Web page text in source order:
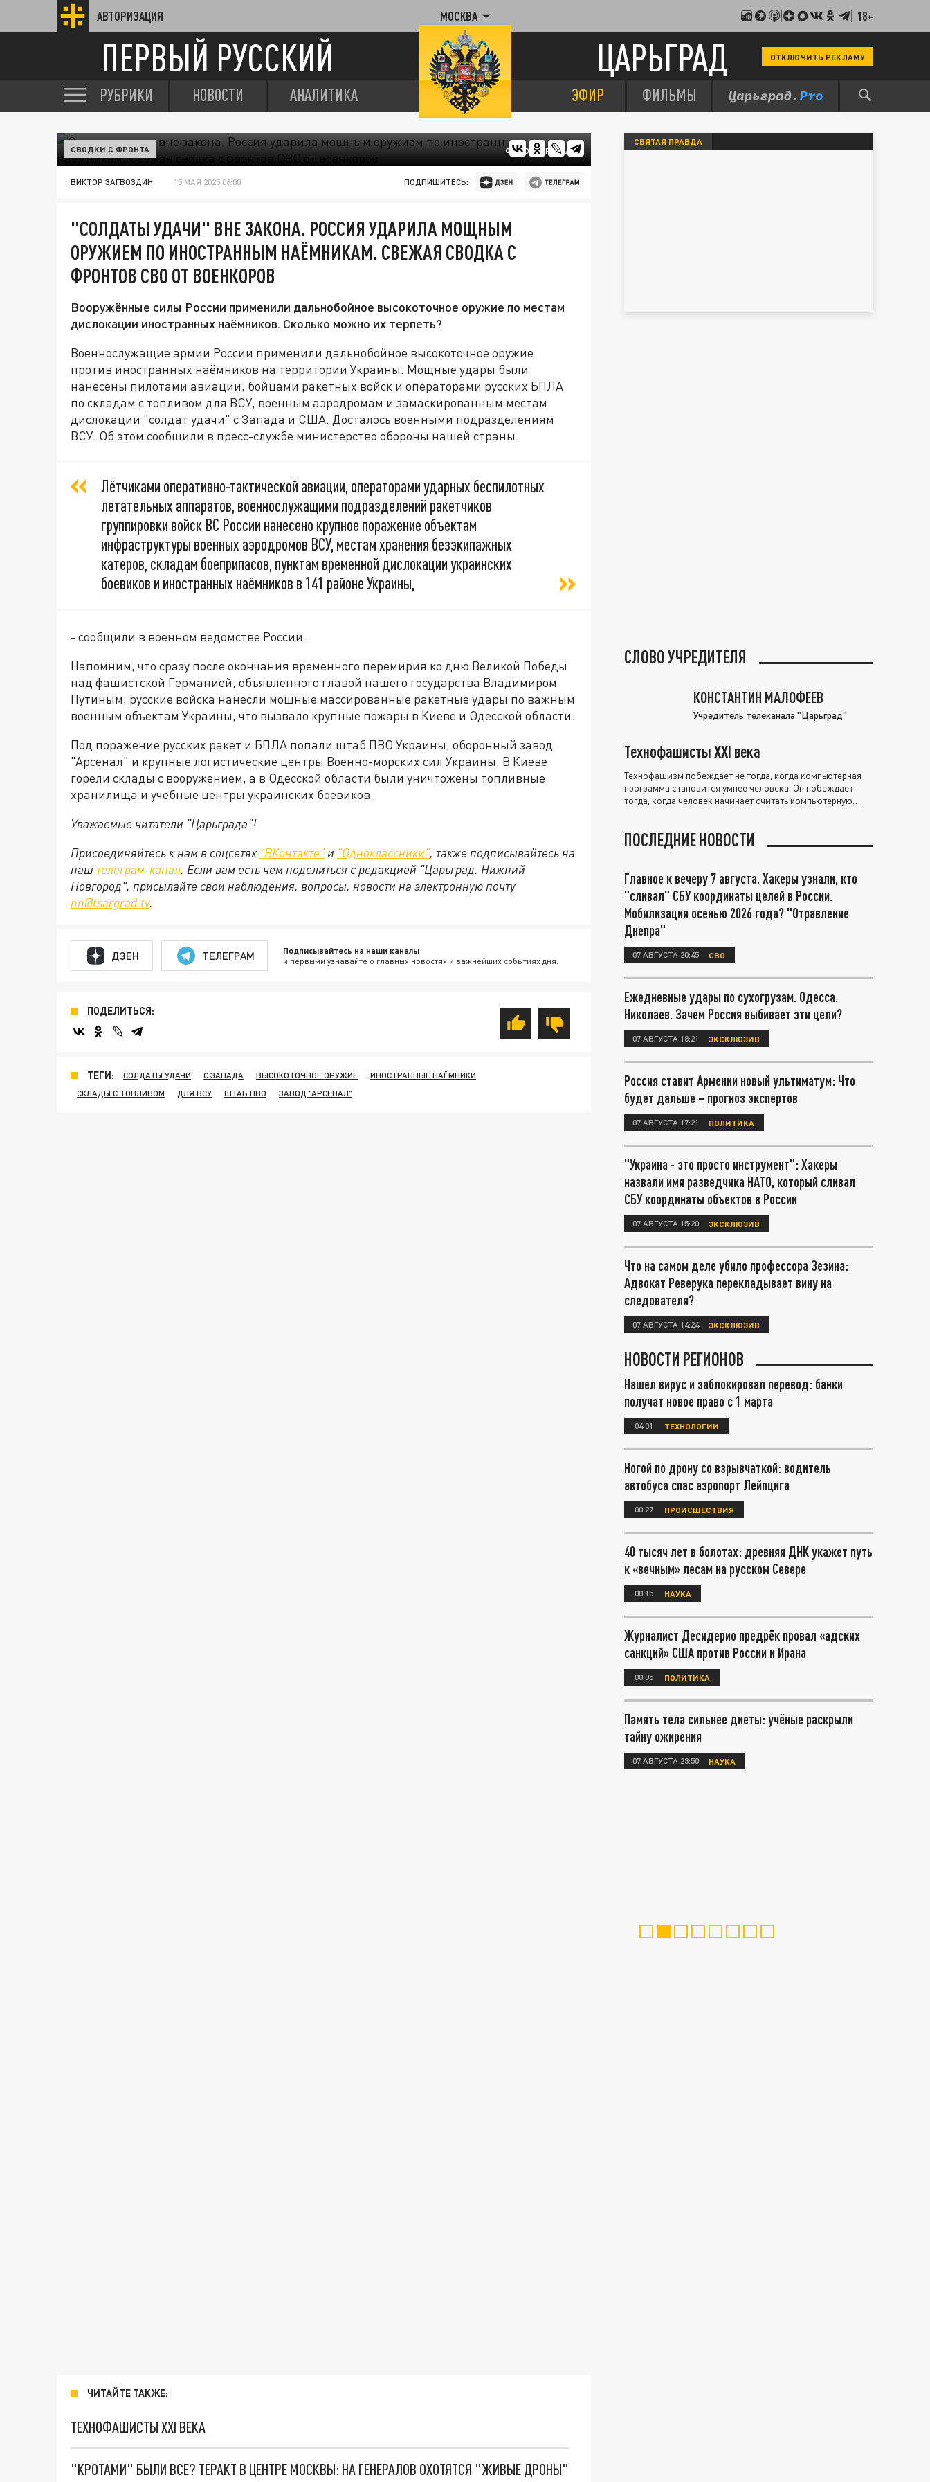
АВТОРИЗАЦИЯ МОСКВА 18+
ПЕРВЫЙ РУССКИЙ ЦАРЬГРАД ОТКЛЮЧИТЬ РЕКЛАМУ
РУБРИКИ НОВОСТИ АНАЛИТИКА ЭФИР ФИЛЬМЫ
ФОТО: ЦАРЬГРАД
СВОДКИ С ФРОНТА
ВИКТОР ЗАГВОЗДИН 15 МАЯ 2025 06:00 ПОДПИШИТЕСЬ:
"СОЛДАТЫ УДАЧИ" ВНЕ ЗАКОНА. РОССИЯ УДАРИЛА МОЩНЫМ
ОРУЖИЕМ ПО ИНОСТРАННЫМ НАЁМНИКАМ. СВЕЖАЯ СВОДКА С
ФРОНТОВ СВО ОТ ВОЕНКОРОВ
Вооружённые силы России применили дальнобойное высокоточное оружие по местам
дислокации иностранных наёмников. Сколько можно их терпеть?
Военнослужащие армии России применили дальнобойное высокоточное оружие
против иностранных наёмников на территории Украины. Мощные удары были
нанесены пилотами авиации, бойцами ракетных войск и операторами русских БПЛА
по складам с топливом для ВСУ, военным аэродромам и замаскированным местам
дислокации "солдат удачи" с Запада и США. Досталось военными подразделениям
ВСУ. Об этом сообщили в пресс-службе министерство обороны нашей страны.
Лётчиками оперативно-тактической авиации, операторами ударных беспилотных
летательных аппаратов, военнослужащими подразделений ракетчиков
группировки войск ВС России нанесено крупное поражение объектам
инфраструктуры военных аэродромов ВСУ, местам хранения безэкипажных
катеров, складам боеприпасов, пунктам временной дислокации украинских
боевиков и иностранных наёмников в 141 районе Украины,
- сообщили в военном ведомстве России.
Напомним, что сразу после окончания временного перемирия ко дню Великой Победы
над фашистской Германией, объявленного главой нашего государства Владимиром
Путиным, русские войска нанесли мощные массированные ракетные удары по важным
военным объектам Украины, что вызвало крупные пожары в Киеве и Одесской области.
Под поражение русских ракет и БПЛА попали штаб ПВО Украины, оборонный завод
"Арсенал" и крупные логистические центры Военно-морских сил Украины. В Киеве
горели склады с вооружением, а в Одесской области были уничтожены топливные
хранилища и учебные центры украинских боевиков.
Уважаемые читатели "Царьграда"!
Присоединяйтесь к нам в соцсетях "ВКонтакте"и "Одноклассники", также подписывайтесь на
наш телеграм-канал. Если вам есть чем поделиться с редакцией "Царьград. Нижний
Новгород", присылайте свои наблюдения, вопросы, новости на электронную почту
nn@tsargrad.tv.
ДЗЕН ТЕЛЕГРАМ Подписывайтесь на наши каналы
и первыми узнавайте о главных новостях и важнейших событиях дня.
ПОДЕЛИТЬСЯ:
ТЕГИ: СОЛДАТЫ УДАЧИ С ЗАПАДА ВЫСОКОТОЧНОЕ ОРУЖИЕ
ИНОСТРАННЫЕ НАЁМНИКИ
СКЛАДЫ С ТОПЛИВОМ
ДЛЯ ВСУ ШТАБ ПВО ЗАВОД "АРСЕНАЛ"
ЧИТАЙТЕ ТАКЖЕ:
ТЕХНОФАШИСТЫ XXI ВЕКА
"КРОТАМИ" БЫЛИ ВСЕ? ТЕРАКТ В ЦЕНТРЕ МОСКВЫ: НА ГЕНЕРАЛОВ ОХОТЯТСЯ "ЖИВЫЕ ДРОНЫ"
СВЯТАЯ ПРАВДА
СЛОВО УЧРЕДИТЕЛЯ
КОНСТАНТИН МАЛОФЕЕВ
Учредитель телеканала "Царьград"
Технофашисты XXI века
Технофашизм побеждает не тогда, когда компьютерная
программа становится умнее человека. Он побеждает
тогда, когда человек начинает считать компьютерную
ПОСЛЕДНИЕ НОВОСТИ
Главное к вечеру 7 августа. Хакеры узнали, кто
"сливал" СБУ координаты целей в России.
Мобилизация осенью 2026 года? "Отравление
Днепра"
07 АВГУСТА 20:45 СВО
Ежедневные удары по сухогрузам. Одесса.
Николаев. Зачем Россия выбивает эти цели?
07 АВГУСТА 18:21 ЭКСКЛЮЗИВ
Россия ставит Армении новый ультиматум: Что
будет дальше – прогноз экспертов
07 АВГУСТА 17:21 ПОЛИТИКА
"Украина - это просто инструмент": Хакеры
назвали имя разведчика НАТО, который сливал
СБУ координаты объектов в России
07 АВГУСТА 15:20 ЭКСКЛЮЗИВ
Что на самом деле убило профессора Зезина:
Адвокат Реверука перекладывает вину на
следователя?
07 АВГУСТА 14:24 ЭКСКЛЮЗИВ
НОВОСТИ РЕГИОНОВ
Нашел вирус и заблокировал перевод: банки
получат новое право с 1 марта
04:01 ТЕХНОЛОГИИ
Ногой по дрону со взрывчаткой: водитель
автобуса спас аэропорт Лейпцига
00:27 ПРОИСШЕСТВИЯ
40 тысяч лет в болотах: древняя ДНК укажет путь
к «вечным» лесам на русском Севере
00:15 НАУКА
Журналист Десидерио предрёк провал «адских
санкций» США против России и Ирана
00:05 ПОЛИТИКА
Память тела сильнее диеты: учёные раскрыли
тайну ожирения
07 АВГУСТА 23:50 НАУКА